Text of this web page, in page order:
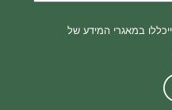
במאגרי המידע של